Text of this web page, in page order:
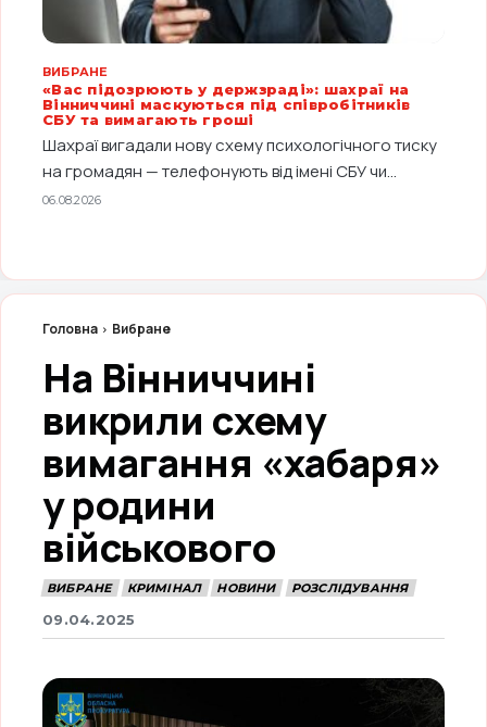
ВИБРАНЕ
«Вас підозрюють у держзраді»: шахраї на
Вінниччині маскуються під співробітників
СБУ та вимагають гроші
Шахраї вигадали нову схему психологічного тиску
на громадян — телефонують від імені СБУ чи...
06.08.2026